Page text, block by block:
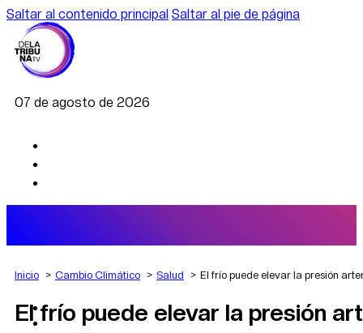
Saltar al contenido principal Saltar al pie de página
07 de agosto de 2026
AGRO
DEPORTES
Inicio Cambio Climático Salud El frío puede elevar la presión
El frío puede elevar la presión